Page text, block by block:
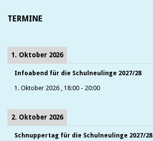
TERMINE
1. Oktober 2026
Infoabend für die Schulneulinge 2027/28
1. Oktober 2026 , 18:00 - 20:00
2. Oktober 2026
Schnuppertag für die Schulneulinge 2027/28